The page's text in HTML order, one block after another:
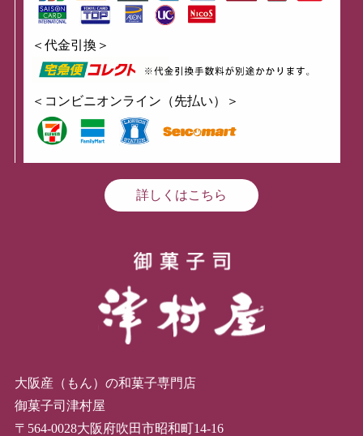
＜代金引換＞
＜コンビニオンライン（先払い）＞
詳しくはこちら
大阪産（もん）の和菓子専門店
御菓子司津村屋
〒564-0028大阪府吹田市昭和町14-16